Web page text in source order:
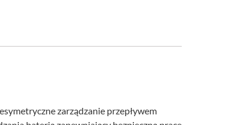
zarządzanie przepływem